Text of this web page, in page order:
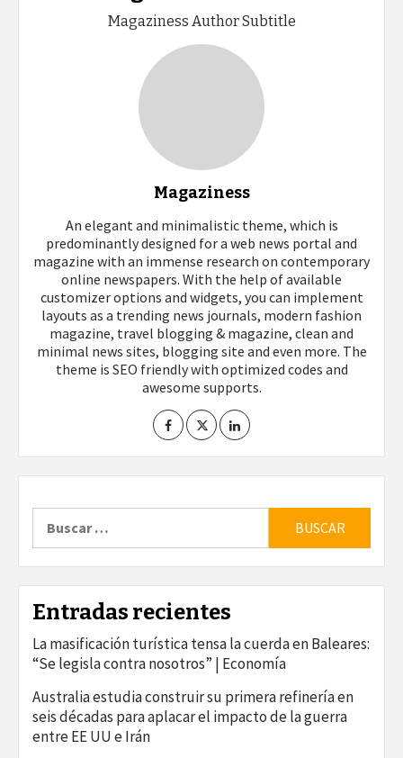
Magaziness Author Subtitle
Magaziness
An elegant and minimalistic theme, which is
predominantly designed for a web news portal and
magazine with an immense research on contemporary
online newspapers. With the help of available
customizer options and widgets, you can implement
layouts as a trending news journals, modern fashion
magazine, travel blogging & magazine, clean and
minimal news sites, blogging site and even more. The
theme is SEO friendly with optimized codes and
awesome supports.
Entradas recientes
La masificación turística tensa la cuerda en Baleares:
“Se legisla contra nosotros” | Economía
Australia estudia construir su primera refinería en
seis décadas para aplacar el impacto de la guerra
entre EE UU e Irán